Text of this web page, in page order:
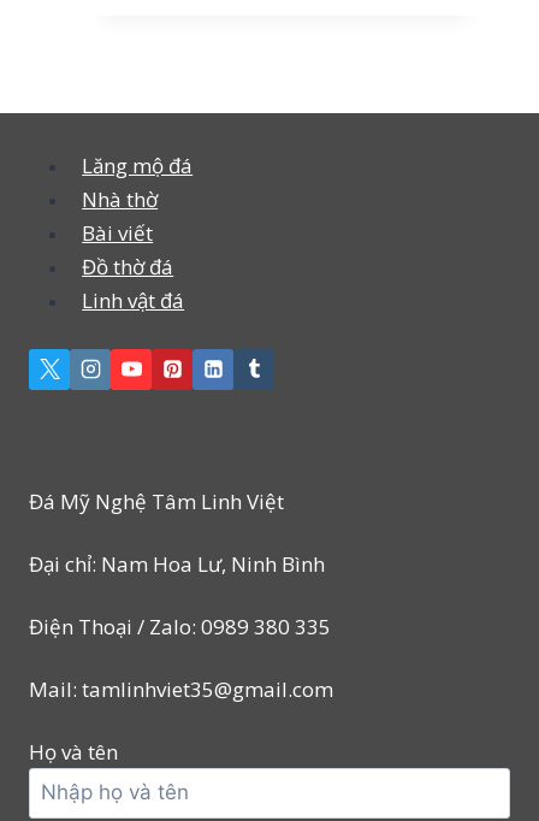
Lăng mộ đá
Nhà thờ
Bài viết
Đồ thờ đá
Linh vật đá
Đá Mỹ Nghệ Tâm Linh Việt
Đại chỉ: Nam Hoa Lư, Ninh Bình
Điện Thoại / Zalo: 0989 380 335
Mail: tamlinhviet35@gmail.com
Họ và tên